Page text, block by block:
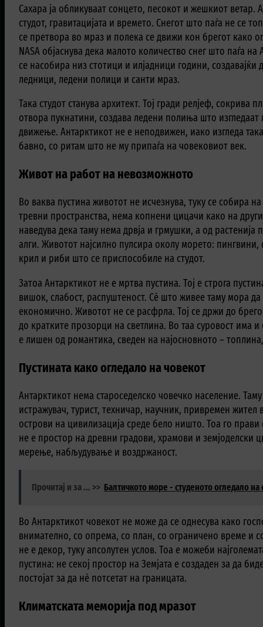
Сахара ја обликуваат сонцето, песокот и жешкиот ветар.
студот, гравитацијата и времето. Снегот што паѓа не се
се претвора во мраз и полека се движи кон брегот како
NASA објаснува дека малото количество снег што паѓа на
се насобира низ стотици и илјадници години,
ледници, ледени полици и санти мраз.
Така студот станува архитект. Тој гради релјеф, сокрива
отвора пукнатини, создава ледени полиња што
движење. Антарктикот не е неподвижен, иако изгледа
бавно, со ритам што не му припаѓа на човековиот век.
Живот на работ на невозможното
Во ваква пустина животот не исчезнува, туку се собира
тревни пространства, нема копнени цицачи како на
наведува дека таму нема дрвја и грмушки, а од
алги. Животот најсилно пулсира околу морето:
крил и риби што се приспособиле на студот.
Затоа Антарктикот не е мртва пустина. Тој е строга
вишок, слабост, распуштеност. Сè што живее таму мора
економично. Животот не се расфрла. Тој се држи до
до кратките прозорци на светлина. Во таа суровост има
е лишен од романтика, сведен на најосновното –
Пустината како огледало на човекот
Антарктикот нема староседелско човечко население.
истражувач, турист, техничар, научник, привремен
острови на цивилизација среде бело ништо. Тоа го прави
не е простор на древни градови, храмови и земјоделски
мерење, набљудување и воздржаност.
Прочитај и за ... >> Балтичкото море - студеното огледало на
Во Антарктикот човекот не може да се однесува како
внимателно, со опрема, со план, со ограничено време и
не е декор, туку апсолутен услов. Тоа е можеби
пустина: не секој простор на Земјата е создаден за да
постојат за да нè потсетат на границата.
Климатската меморија под мразот